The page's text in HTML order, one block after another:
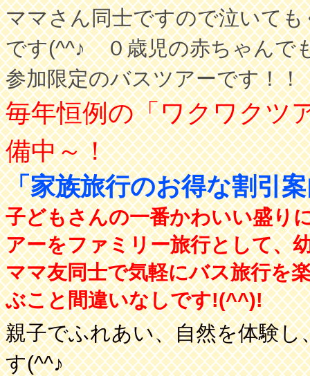
ママさん同士ですので泣いて
です(^^♪ ０歳児の赤ちゃんで
参加限定のバスツアーです！！
毎年恒例の「ワクワクツ
備中～！
「家族旅行のお得な割引
子どもさんの一番かわいい盛り
アーをファミリー旅行として、
ママ友同士で気軽にバス旅行を
ぶこと間違いなしです!(^^)!
親子でふれあい、自然を体験
す(^^♪